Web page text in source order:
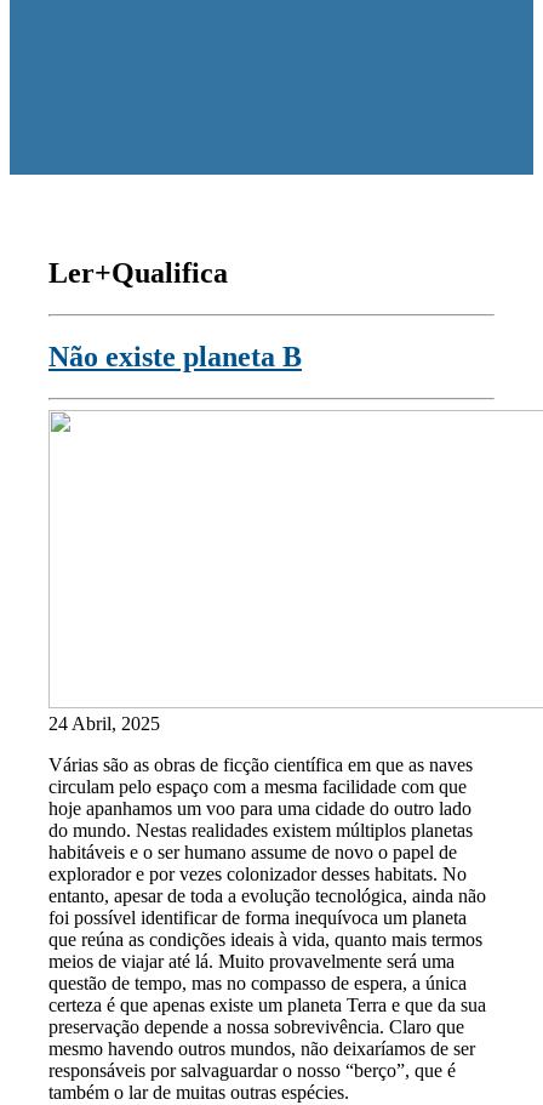
Ler+Qualifica
Não existe planeta B
24 Abril, 2025
Várias são as obras de ficção científica em que as naves
circulam pelo espaço com a mesma facilidade com que
hoje apanhamos um voo para uma cidade do outro lado
do mundo. Nestas realidades existem múltiplos planetas
habitáveis e o ser humano assume de novo o papel de
explorador e por vezes colonizador desses habitats. No
entanto, apesar de toda a evolução tecnológica, ainda não
foi possível identificar de forma inequívoca um planeta
que reúna as condições ideais à vida, quanto mais termos
meios de viajar até lá. Muito provavelmente será uma
questão de tempo, mas no compasso de espera, a única
certeza é que apenas existe um planeta Terra e que da sua
preservação depende a nossa sobrevivência. Claro que
mesmo havendo outros mundos, não deixaríamos de ser
responsáveis por salvaguardar o nosso “berço”, que é
também o lar de muitas outras espécies.